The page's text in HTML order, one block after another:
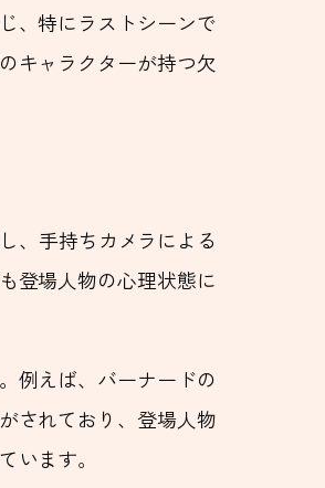
、特にラストシーンで
キャラクターが持つ欠
、手持ちカメラによる
登場人物の心理状態に
例えば、バーナードの
されており、登場人物
ます。